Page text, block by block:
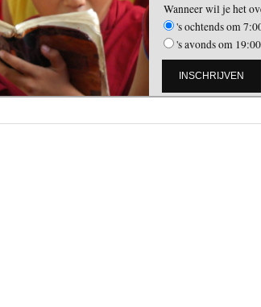
Wanneer wil je het
's ochtends om
's avonds om 19:00